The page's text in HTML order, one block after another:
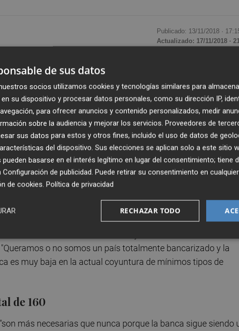
Publicado: 13/11/2018 ·
Actualizado: 17/11/2018 ·
de Valores (CNMV) recogía el pasado martes en su boletín
Ibáñez Asesoramiento Financiero,tal y como lo
organismo supervisor. De este modo se pone fin a tres
entonces por Elvira Rodríguez le dio su pertinente
avanzóValencia Plaza.
que estaba domiciliada en Novelda, fue
Bustos. Era la décima EAFI que se domiciliaba en la
por todo el territorio nacional y buscaba aprovechar la
por los contactos que tenían.
los empresarios tienen mucha reticencia a trabajar
cuentas en diferentes bancos y ahí es donde entramos
o no somos un país totalmente bancarizado y la
es muy baja en la actual coyuntura de mínimos tipos de
de 160
más necesarias que nunca porque la banca sigue siendo
de sus datos
socios utilizamos cookies y tecnologías similares para
su dispositivo y procesar datos personales, como su dirección IP,
para ofrecer anuncios y contenido personalizados, medir
sobre la audiencia y mejorar los servicios. Proveedores de
sus datos para estos y otros fines, incluido el uso de datos de
del dispositivo. Sus elecciones se aplican solo a este sitio
pueden basarse en el interés legítimo en lugar del consentimiento; tiene
Configuración de publicidad. Puede retirar su consentimiento en
de cookies. Política de privacidad
RECHAZAR TODO